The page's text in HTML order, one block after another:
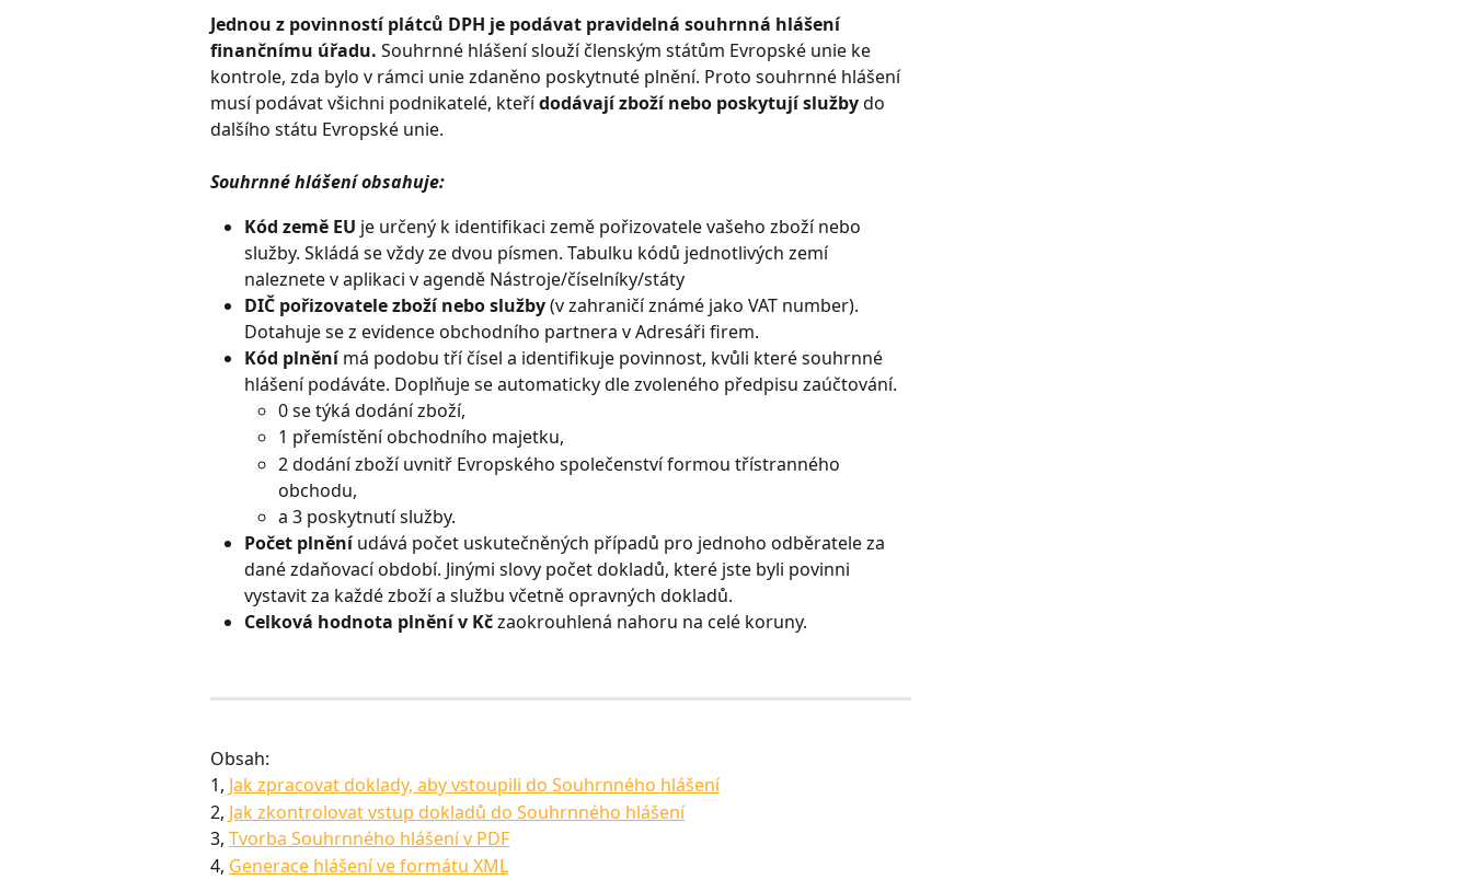
Jednou z povinností plátců DPH je podávat pravidelná souhrnná hlášení
finančnímu úřadu. Souhrnné hlášení slouží členským státům Evropské unie ke
kontrole, zda bylo v rámci unie zdaněno poskytnuté plnění. Proto souhrnné hlášení
musí podávat všichni podnikatelé, kteří dodávají zboží nebo poskytují služby do
dalšího státu Evropské unie.
Souhrnné hlášení obsahuje:
Kód země EU je určený k identifikaci země pořizovatele vašeho zboží nebo
služby. Skládá se vždy ze dvou písmen. Tabulku kódů jednotlivých zemí
naleznete v aplikaci v agendě Nástroje/číselníky/státy
DIČ pořizovatele zboží nebo služby (v zahraničí známé jako VAT number).
Dotahuje se z evidence obchodního partnera v Adresáři firem.
Kód plnění má podobu tří čísel a identifikuje povinnost, kvůli které souhrnné
hlášení podáváte. Doplňuje se automaticky dle zvoleného předpisu zaúčtování.
0 se týká dodání zboží,
1 přemístění obchodního majetku,
2 dodání zboží uvnitř Evropského společenství formou třístranného
obchodu,
a 3 poskytnutí služby.
Počet plnění udává počet uskutečněných případů pro jednoho odběratele za
dané zdaňovací období. Jinými slovy počet dokladů, které jste byli povinni
vystavit za každé zboží a službu včetně opravných dokladů.
Celková hodnota plnění v Kč zaokrouhlená nahoru na celé koruny.
Obsah:
1, Jak zpracovat doklady, aby vstoupili do Souhrnného hlášení
2, Jak zkontrolovat vstup dokladů do Souhrnného hlášení
3, Tvorba Souhrnného hlášení v PDF
4, Generace hlášení ve formátu XML